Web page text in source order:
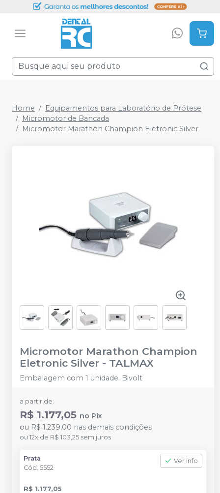
Home
Equipamentos para Laboratório de Prótese
Micromotor de Bancada
Micromotor Marathon Champion Eletronic Silver
Micromotor Marathon Champion
Eletronic Silver - TALMAX
Embalagem com 1 unidade. Bivolt
a partir de:
R$ 1.177,05 no Pix
ou R$ 1.239,00 nas demais condições
ou 12x de R$ 103,25 sem juros
Prata
Cód. 5552
Ver info
R$ 1.177,05